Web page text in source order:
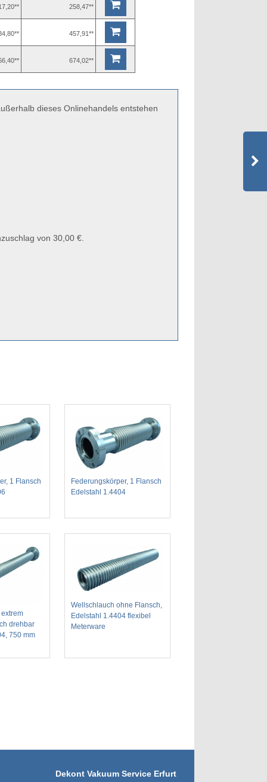
258,47**
457,91**
674,02**
dieses Onlinehandels entstehen
von 30,00 €.
1 Flansch
Federungskörper, 1 Flansch
Edelstahl 1.4404
drehbar
750 mm
Wellschlauch ohne Flansch,
Edelstahl 1.4404 flexibel
Meterware
Dekont Vakuum Service Erfurt